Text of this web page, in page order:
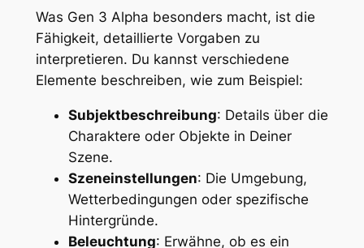
Was Gen 3 Alpha besonders macht, ist die
Fähigkeit, detaillierte Vorgaben zu
interpretieren. Du kannst verschiedene
Elemente beschreiben, wie zum Beispiel:
Subjektbeschreibung: Details über die
Charaktere oder Objekte in Deiner
Szene.
Szeneinstellungen: Die Umgebung,
Wetterbedingungen oder spezifische
Hintergründe.
Beleuchtung: Erwähne, ob es ein